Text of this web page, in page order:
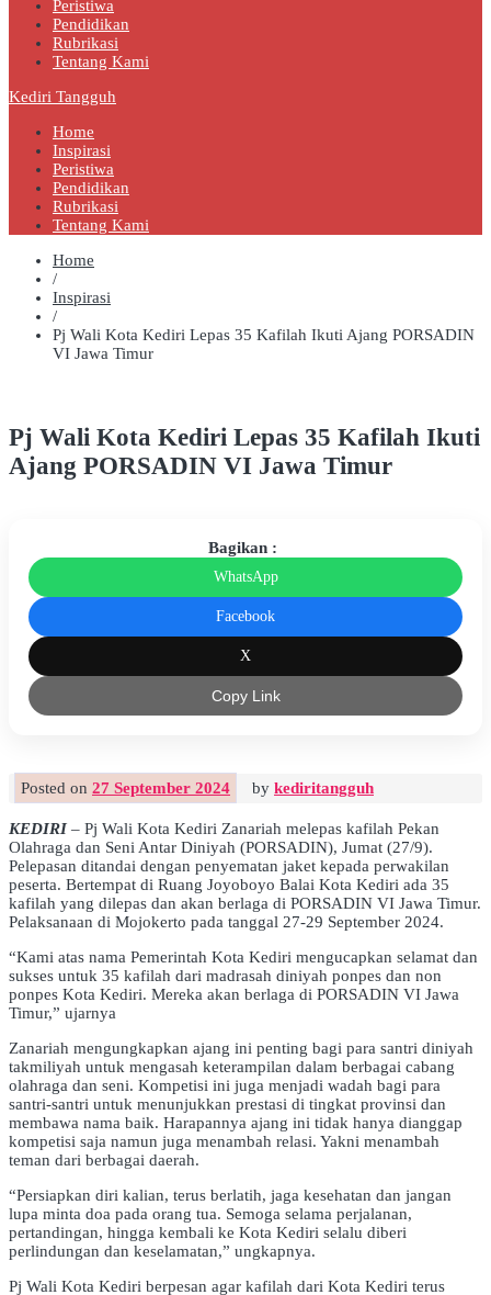
Peristiwa
Pendidikan
Rubrikasi
Tentang Kami
Kediri Tangguh
Home
Inspirasi
Peristiwa
Pendidikan
Rubrikasi
Tentang Kami
Home
/
Inspirasi
/
Pj Wali Kota Kediri Lepas 35 Kafilah Ikuti Ajang PORSADIN
VI Jawa Timur
Pj Wali Kota Kediri Lepas 35 Kafilah Ikuti
Ajang PORSADIN VI Jawa Timur
Bagikan :
WhatsApp
Facebook
X
Copy Link
Posted on 27 September 2024 by kediritangguh
KEDIRI– Pj Wali Kota Kediri Zanariah melepas kafilah Pekan
Olahraga dan Seni Antar Diniyah (PORSADIN), Jumat (27/9).
Pelepasan ditandai dengan penyematan jaket kepada perwakilan
peserta. Bertempat di Ruang Joyoboyo Balai Kota Kediri ada 35
kafilah yang dilepas dan akan berlaga di PORSADIN VI Jawa Timur.
Pelaksanaan di Mojokerto pada tanggal 27-29 September 2024.
“Kami atas nama Pemerintah Kota Kediri mengucapkan selamat dan
sukses untuk 35 kafilah dari madrasah diniyah ponpes dan non
ponpes Kota Kediri. Mereka akan berlaga di PORSADIN VI Jawa
Timur,” ujarnya
Zanariah mengungkapkan ajang ini penting bagi para santri diniyah
takmiliyah untuk mengasah keterampilan dalam berbagai cabang
olahraga dan seni. Kompetisi ini juga menjadi wadah bagi para
santri-santri untuk menunjukkan prestasi di tingkat provinsi dan
membawa nama baik. Harapannya ajang ini tidak hanya dianggap
kompetisi saja namun juga menambah relasi. Yakni menambah
teman dari berbagai daerah.
“Persiapkan diri kalian, terus berlatih, jaga kesehatan dan jangan
lupa minta doa pada orang tua. Semoga selama perjalanan,
pertandingan, hingga kembali ke Kota Kediri selalu diberi
perlindungan dan keselamatan,” ungkapnya.
Pj Wali Kota Kediri berpesan agar kafilah dari Kota Kediri terus